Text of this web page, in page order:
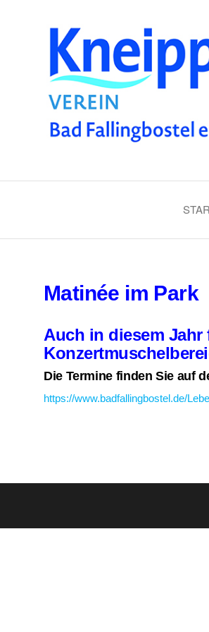
Verkehrs- und
Matinée im Park
Auch in diesem
Die Termine finden Sie auf
https://www.badfallingbostel.de/